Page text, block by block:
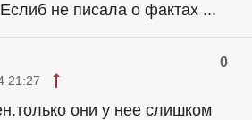
не писала о фактах ...
0
21:27
они у нее слишком